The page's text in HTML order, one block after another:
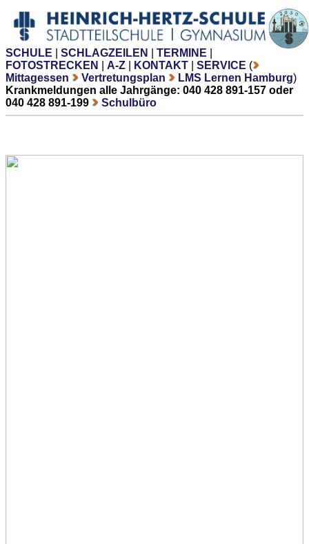
SCHULE SCHLAGZEILEN TERMINE
FOTOSTRECKEN
A-Z KONTAKT SERVICE (
Mittagessen
Vertretungsplan LMS Lernen Hamburg)
Krankmeldungen alle Jahrgänge: 040 428 891-157 oder
040 428 891-199
Schulbüro